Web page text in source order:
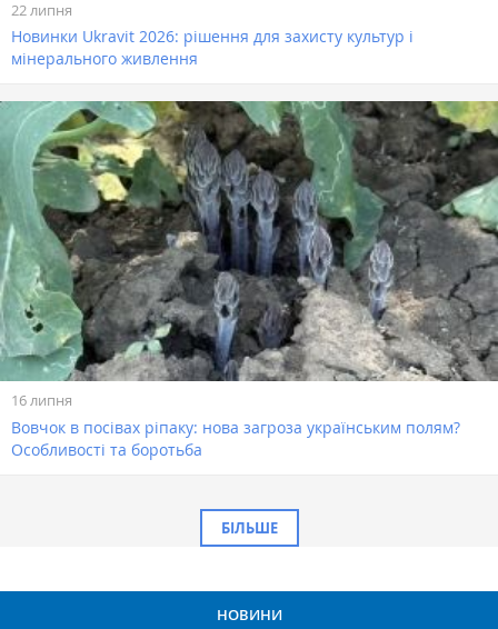
22 липня
Новинки Ukravit 2026: рішення для захисту культур і
мінерального живлення
16 липня
Вовчок в посівах ріпаку: нова загроза українським полям?
Особливості та боротьба
БІЛЬШЕ
НОВИНИ